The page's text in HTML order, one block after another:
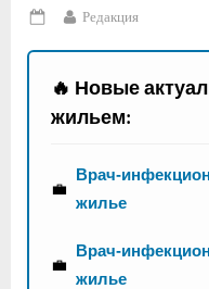
Posted
on
By
Редакция
🔥 Новые
жильем:
💼
Врач-
жилье
💼
Врач-
жилье